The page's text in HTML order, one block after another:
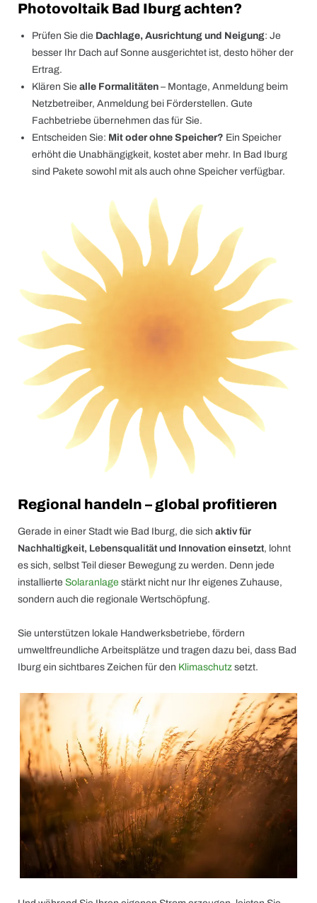
Photovoltaik Bad Iburg achten?
Prüfen Sie die Dachlage, Ausrichtung und Neigung: Je
besser Ihr Dach auf Sonne ausgerichtet ist, desto höher der
Ertrag.
Klären Sie alle Formalitäten – Montage, Anmeldung beim
Netzbetreiber, Anmeldung bei Förderstellen. Gute
Fachbetriebe übernehmen das für Sie.
Entscheiden Sie: Mit oder ohne Speicher? Ein Speicher
erhöht die Unabhängigkeit, kostet aber mehr. In Bad Iburg
sind Pakete sowohl mit als auch ohne Speicher verfügbar.
Regional handeln – global profitieren
Gerade in einer Stadt wie Bad Iburg, die sich aktiv für
Nachhaltigkeit, Lebensqualität und Innovation einsetzt, lohnt
es sich, selbst Teil dieser Bewegung zu werden. Denn jede
installierte Solaranlage stärkt nicht nur Ihr eigenes Zuhause,
sondern auch die regionale Wertschöpfung.
Sie unterstützen lokale Handwerksbetriebe, fördern
umweltfreundliche Arbeitsplätze und tragen dazu bei, dass Bad
Iburg ein sichtbares Zeichen für den Klimaschutz setzt.